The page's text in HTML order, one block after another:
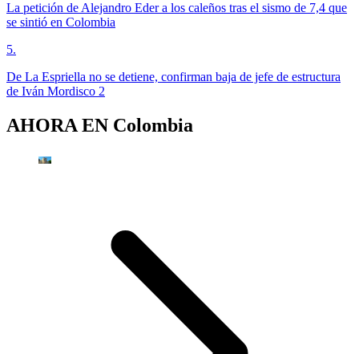
La petición de Alejandro Eder a los caleños tras el sismo de 7,4 que
se sintió en Colombia
5.
De La Espriella no se detiene, confirman baja de jefe de estructura
de Iván Mordisco 2
AHORA EN Colombia